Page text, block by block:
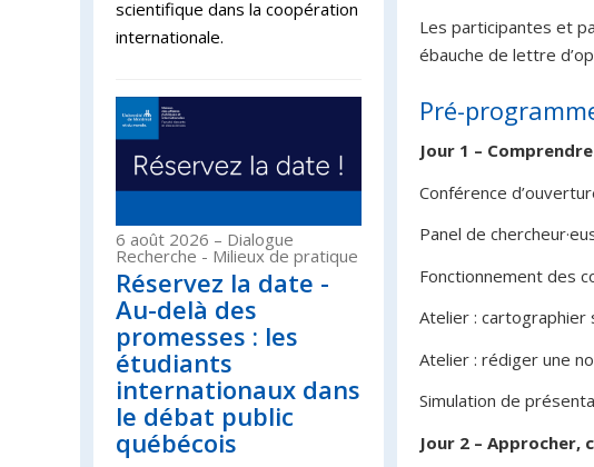
Les participantes et
ébauche de lettre
Pré-
Jour 1 –
Conférence
Panel de
Fonctionnement des
Atelier : cartographier
Atelier : rédiger une
Simulation de
Jour 2 – Approcher,
scientifique dans la coopération
internationale.
6 août 2026 – Dialogue
Recherche - Milieux de pratique
Réservez la date -
Au-delà des
promesses : les
étudiants
internationaux dans
le débat public
québécois